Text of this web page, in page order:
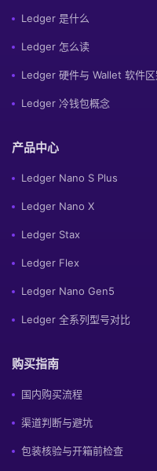
Ledger 是什么
Ledger 怎么读
Ledger 硬件与 Wallet 软件区
Ledger 冷钱包概念
产品中心
Ledger Nano S Plus
Ledger Nano X
Ledger Stax
Ledger Flex
Ledger Nano Gen5
Ledger 全系列型号对比
购买指南
国内购买流程
渠道判断与避坑
包装核验与开箱前检查